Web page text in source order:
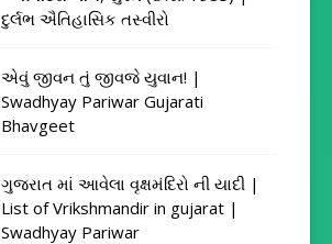
દુર્લભ ઐતિહાસિક તસ્વીરો
એવું જીવન તું જીવજે યુવાન! |
Swadhyay Pariwar Gujarati
Bhavgeet
ગુજરાત માં આવેલા વૃક્ષમંદિરો ની યાદી |
List of Vrikshmandir in gujarat |
Swadhyay Pariwar